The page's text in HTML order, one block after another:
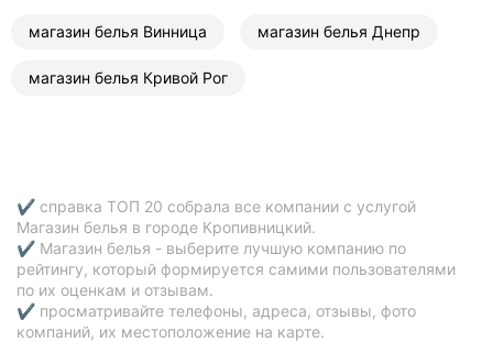
магазин белья Винница магазин белья Днепр
магазин белья Кривой Рог
✔ справка ТОП 20 собрала все компании с услугой
Магазин белья в городе Кропивницкий.
✔ Магазин белья - выберите лучшую компанию по
рейтингу, который формируется самими пользователями
по их оценкам и отзывам.
✔ просматривайте телефоны, адреса, отзывы, фото
компаний, их местоположение на карте.